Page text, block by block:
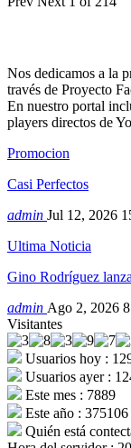
Nos dedicamos a la
través de Proyecto
En nuestro portal
players directos de
Promocion
Casi Perfectos
admin Jul 12, 2026
Ultima Noticia
Gino Rodríguez
admin Ago 2, 2026 8
Visitantes
Usuarios hoy :
Usuarios ayer :
Este mes : 7889
Este año : 375106
Quién está